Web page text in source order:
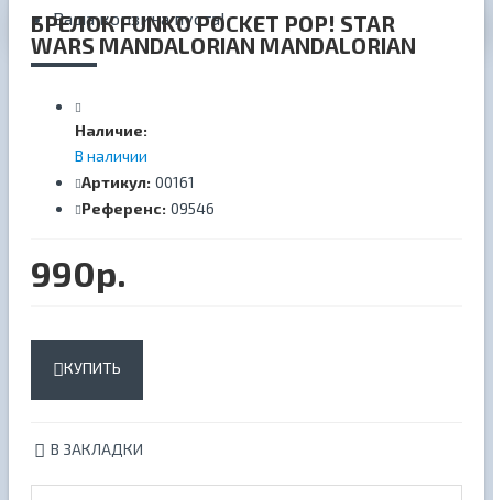
Ваша корзина пуста!
БРЕЛОК FUNKO POCKET POP! STAR
WARS MANDALORIAN MANDALORIAN
Наличие:
В наличии
Артикул: 00161
Референс: 09546
990р.
КУПИТЬ
В ЗАКЛАДКИ